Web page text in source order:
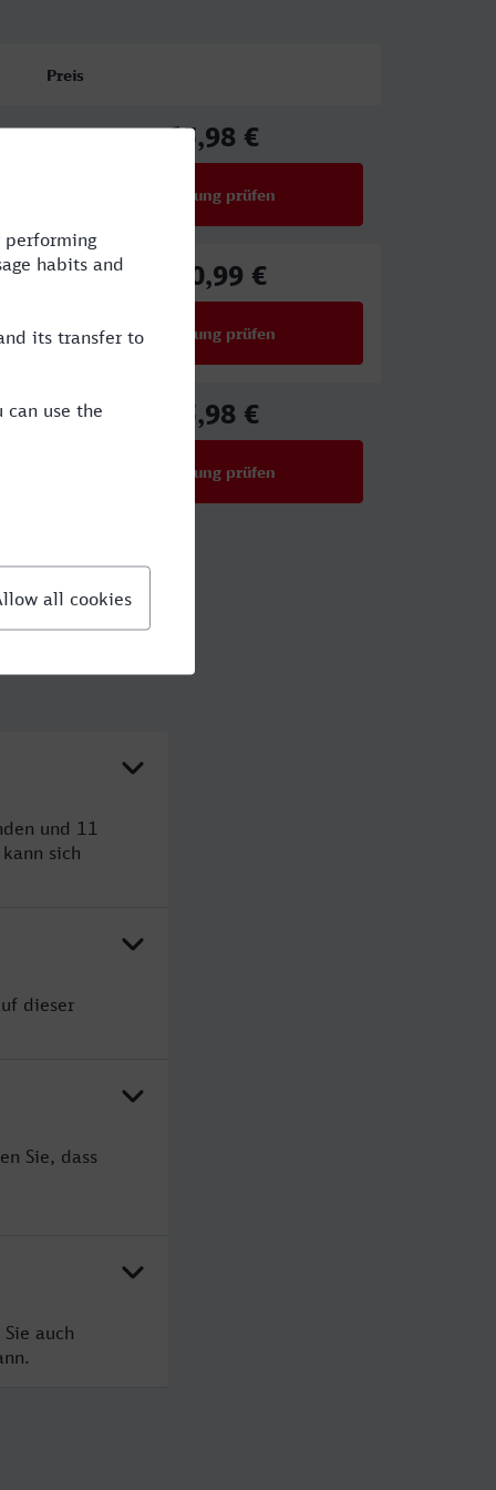
Preis
65,98 €
Verbindung prüfen
100,99 €
Verbindung prüfen
65,98 €
Verbindung prüfen
und 11
sich
dieser
Sie, dass
auch